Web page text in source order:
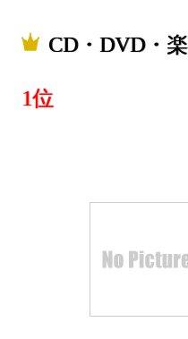
CD・DVD・
1位